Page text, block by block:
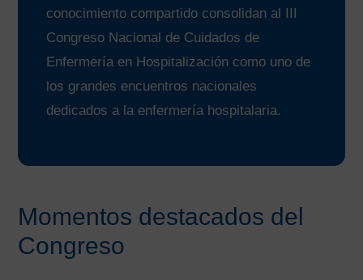
conocimiento compartido consolidan al III
Congreso Nacional de Cuidados de
Enfermería en Hospitalización como uno de
los grandes encuentros nacionales
dedicados a la enfermería hospitalaria.
Momentos destacados del
Congreso